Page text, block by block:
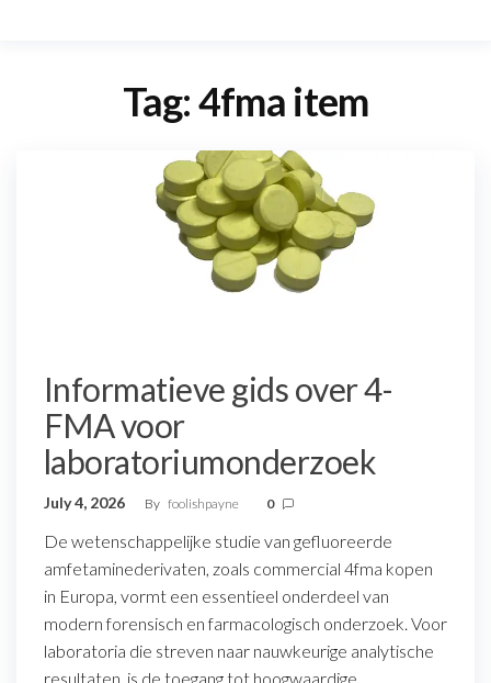
Tag:4fma item
Informatieve gids over 4-
FMA voor
laboratoriumonderzoek
July 4, 2026 By foolishpayne 0
De wetenschappelijke studie van gefluoreerde
amfetaminederivaten, zoals commercial 4fma kopen
in Europa, vormt een essentieel onderdeel van
modern forensisch en farmacologisch onderzoek. Voor
laboratoria die streven naar nauwkeurige analytische
resultaten, is de toegang tot hoogwaardige